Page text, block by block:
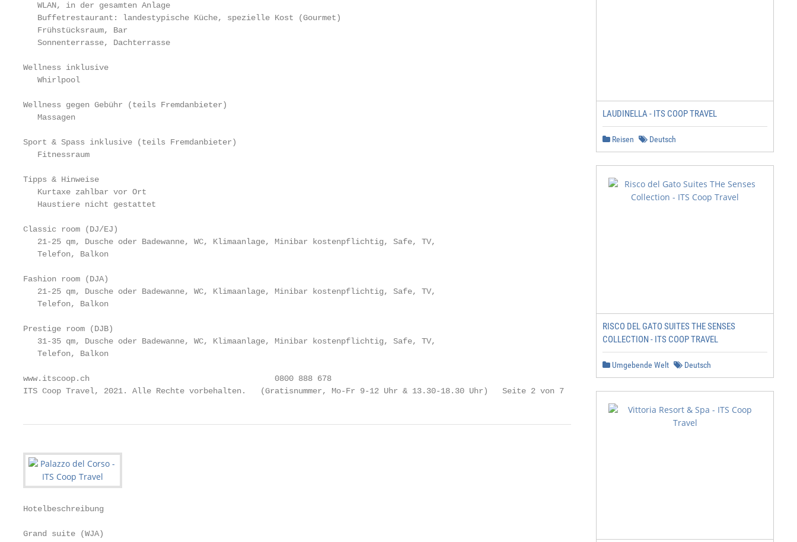
   WLAN, in der gesamten Anlage
   Buffetrestaurant: landestypische Küche, spezielle Kost (Gourmet)
   Frühstücksraum, Bar
   Sonnenterrasse, Dachterrasse
Wellness inklusive
   Whirlpool
Wellness gegen Gebühr (teils Fremdanbieter)
   Massagen
Sport & Spass inklusive (teils Fremdanbieter)
   Fitnessraum
Tipps & Hinweise
   Kurtaxe zahlbar vor Ort
   Haustiere nicht gestattet
Classic room (DJ/EJ)
   21-25 qm, Dusche oder Badewanne, WC, Klimaanlage, Minibar kostenpflichtig, Safe, TV,
   Telefon, Balkon
Fashion room (DJA)
   21-25 qm, Dusche oder Badewanne, WC, Klimaanlage, Minibar kostenpflichtig, Safe, TV,
   Telefon, Balkon
Prestige room (DJB)
   31-35 qm, Dusche oder Badewanne, WC, Klimaanlage, Minibar kostenpflichtig, Safe, TV,
   Telefon, Balkon
www.itscoop.ch                                       0800 888 678
ITS Coop Travel, 2021. Alle Rechte vorbehalten.   (Gratisnummer, Mo-Fr 9-12 Uhr & 13.30-18.30 Uhr)   Seite 2 von 7
Hotelbeschreibung
Grand suite (WJA)
LAUDINELLA - ITS COOP TRAVEL
Reisen Deutsch
RISCO DEL GATO SUITES THE SENSES
COLLECTION - ITS COOP TRAVEL
Umgebende Welt Deutsch